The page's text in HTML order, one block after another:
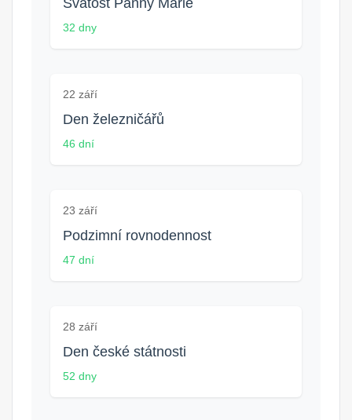
Svátost Panny Marie
32 dny
22 září
Den železničářů
46 dní
23 září
Podzimní rovnodennost
47 dní
28 září
Den české státnosti
52 dny